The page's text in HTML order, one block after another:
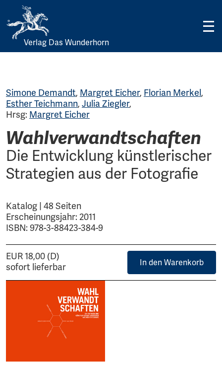
Skip
Verlag Das Wunderhorn
Simone Demandt, Margret Eicher, Florian Merkel,
Esther Teichmann, Julia Ziegler,
Hrsg: Margret Eicher
Wahlverwandtschaften
Die Entwicklung künstlerischer
Strategien aus der Fotografie
Katalog | 48 Seiten
Erscheinungsjahr: 2011
ISBN: 978-3-88423-384-9
EUR 18,00 (D)
sofort lieferbar
In den Warenkorb